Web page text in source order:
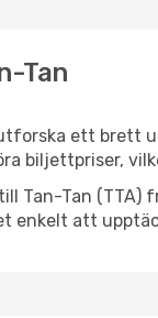
Tan
ett brett
biljettpriser,
Tan (TTA)
enkelt att